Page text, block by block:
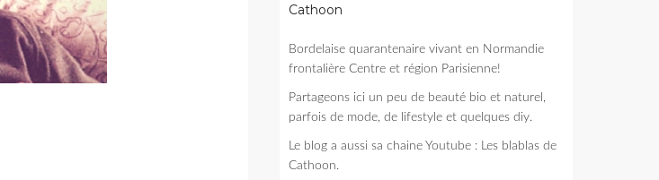
Cathoon
Bordelaise quarantenaire vivant en Normandie
frontalière Centre et région Parisienne!
Partageons ici un peu de beauté bio et naturel,
parfois de mode, de lifestyle et quelques diy.
Le blog a aussi sa chaine Youtube : Les blablas de
Cathoon.